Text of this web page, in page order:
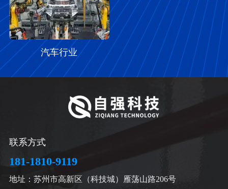
汽车行业
联系方式
181-1810-9119
地址：苏州市高新区（科技城）雁荡山路206号